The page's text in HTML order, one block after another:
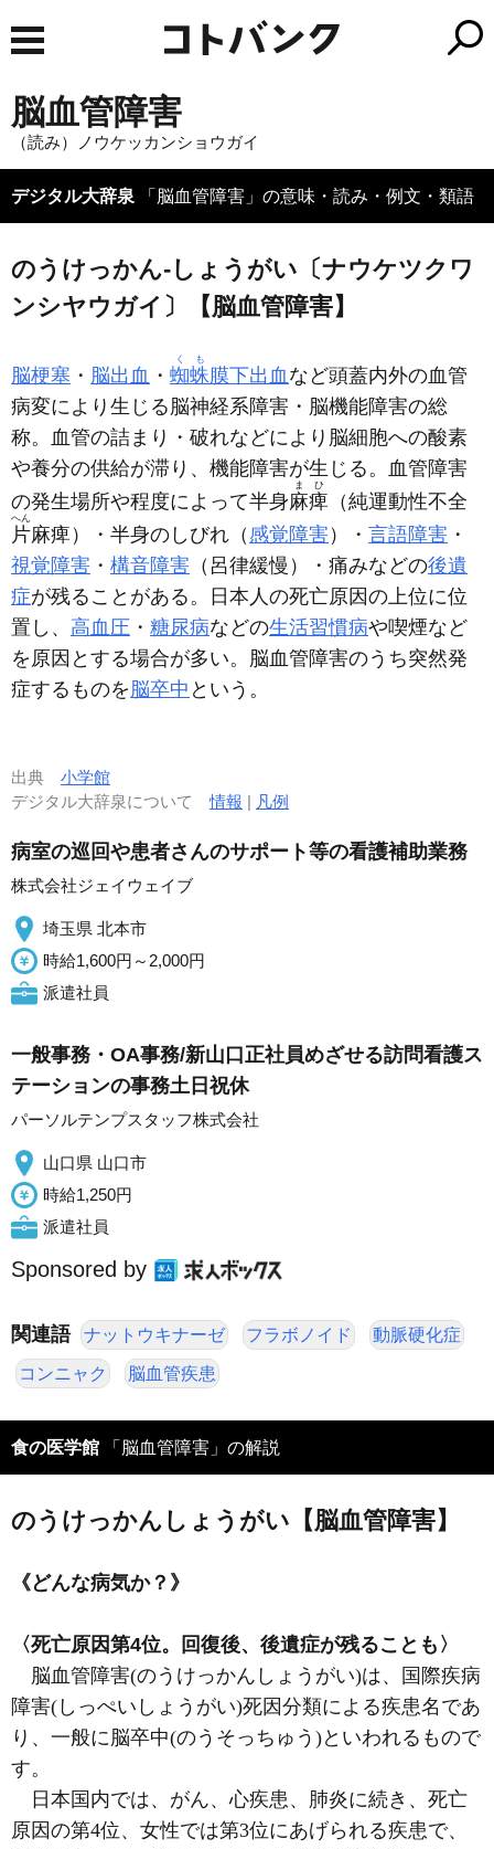
脳血管障害
（読み）ノウケッカンショウガイ
デジタル大辞泉 「脳血管障害」の意味・読み・例文・類語
のうけっかん‐しょうがい〔ナウケツクワ
ンシヤウガイ〕【脳血管障害】
脳梗塞 ・ 脳出血 ・ 蜘蛛
くも
膜下出血 など頭蓋内外の血管
病変により生じる脳神経系障害・脳機能障害の総
称。血管の詰まり・破れなどにより脳細胞への酸素
や養分の供給が滞り、機能障害が生じる。血管障害
の発生場所や程度によって半身麻痺
まひ
（純運動性不全
片
へん
麻痺）・半身のしびれ（ 感覚障害 ）・ 言語障害 ・
視覚障害 ・ 構音障害 （呂律緩慢）・痛みなどの後遺
症が残ることがある。日本人の死亡原因の上位に位
置し、 高血圧 ・ 糖尿病などの生活習慣病や喫煙など
を原因とする場合が多い。脳血管障害のうち突然発
症するものを脳卒中 という。
出典 小学館
デジタル大辞泉について情報 | 凡例
病室の巡回や患者さんのサポート等の看護補助業務
株式会社ジェイウェイブ
埼玉県 北本市
時給1,600円～2,000円
派遣社員
一般事務・OA事務/新山口正社員めざせる訪問看護ス
テーションの事務土日祝休
パーソルテンプスタッフ株式会社
山口県 山口市
時給1,250円
派遣社員
Sponsored by
関連語 ナットウキナーゼ フラボノイド 動脈硬化症
コンニャク 脳血管疾患
食の医学館 「脳血管障害」の解説
のうけっかんしょうがい【脳血管障害】
《どんな病気か？》
〈死亡原因第4位。回復後、後遺症が残ることも〉
脳血管障害(のうけっかんしょうがい)は、国際疾病
障害(しっぺいしょうがい)死因分類による疾患名であ
り、一般に脳卒中(のうそっちゅう)といわれるもので
す。
日本国内では、がん、心疾患、肺炎に続き、死亡
原因の第4位、女性では第3位にあげられる疾患で、